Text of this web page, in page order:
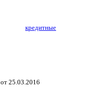
кредитные
25.03.2016